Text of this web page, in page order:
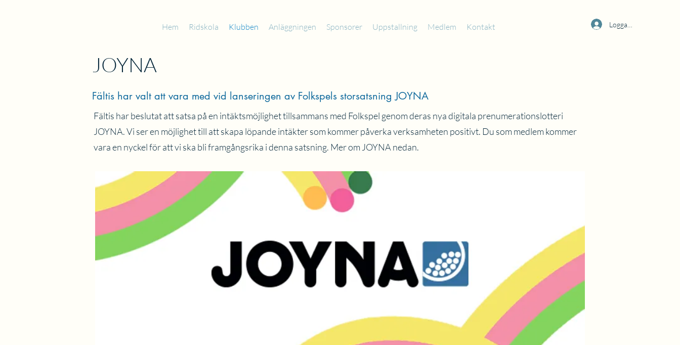
Hem Ridskola Klubben Anläggningen Sponsorer Uppstallning Medlem Kontakt Logga in
JOYNA
Fältis har valt att vara med vid lanseringen av Folkspels storsatsning JOYNA
Fältis har beslutat att satsa på en intäktsmöjlighet tillsammans med Folkspel genom deras nya digitala prenumerationslotteri
JOYNA. Vi ser en möjlighet till att skapa löpande intäkter som kommer påverka verksamheten positivt. Du som medlem kommer
vara en nyckel för att vi ska bli framgångsrika i denna satsning. Mer om JOYNA nedan.